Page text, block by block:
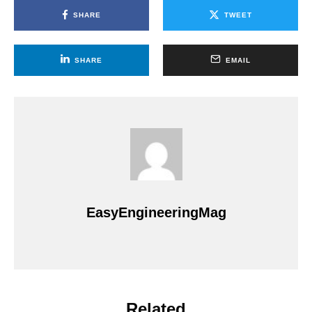
SHARE TWEET
SHARE EMAIL
EasyEngineeringMag